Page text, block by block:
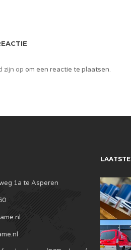
zijn op om een reactie te plaatsen.
1a te Asperen